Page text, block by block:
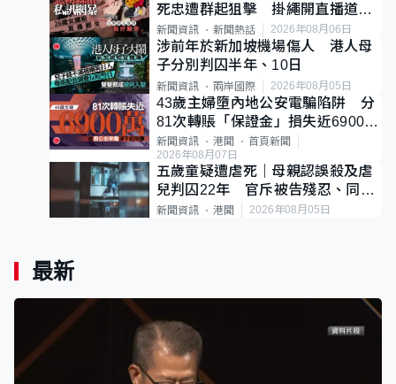
死忠遭群起狙擊 掛繩開直播道歉
後輕生
新聞資訊 新聞熱話 2026年08月06日
涉前年於新加坡機場傷人 港人母
子分別判囚半年、10日
新聞資訊 兩岸國際 2026年08月05日
43歲主婦墮內地公安電騙陷阱 分
81次轉賬「保證金」損失近6900萬
元
新聞資訊 港聞
首頁新聞
2026年08月07日
五歲童疑遭虐死｜母親認誤殺及虐
兒判囚22年 官斥被告殘忍、同類
案最惡劣
新聞資訊 港聞 2026年08月05日
最新